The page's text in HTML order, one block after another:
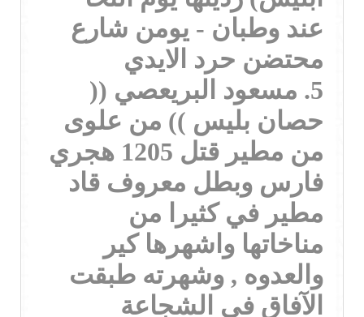
عند وطبان - يومن شارع
محتضن حرد الايدي
5. مسعود البريعصي ((
حصان بليس )) من علوى
من مطير قتل 1205 هجري
فارس وبطل معروف قاد
مطير في كثيرا من
مناخاتها واشهرها كير
والعدوه , وشهرته طبقت
الآفاق في الشجاعة